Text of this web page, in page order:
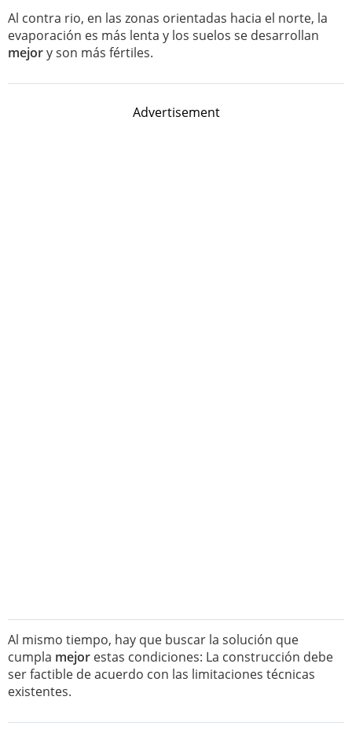
Al contra rio, en las zonas orientadas hacia el norte, la
evaporación es más lenta y los suelos se desarrollan
mejory son más fértiles.
Advertisement
Al mismo tiempo, hay que buscar la solución que
cumpla mejor estas condiciones: La construcción debe
ser factible de acuerdo con las limitaciones técnicas
existentes.